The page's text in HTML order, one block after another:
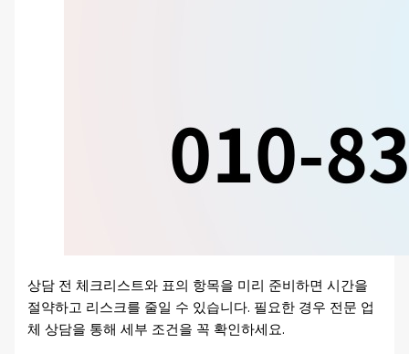
상담 전 체크리스트와 표의 항목을 미리 준비하면 시간을
절약하고 리스크를 줄일 수 있습니다. 필요한 경우 전문 업
체 상담을 통해 세부 조건을 꼭 확인하세요.